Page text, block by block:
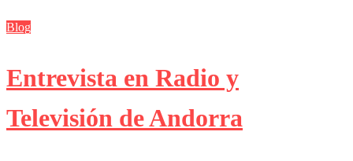
Blog
Entrevista en Radio y
Televisión de Andorra